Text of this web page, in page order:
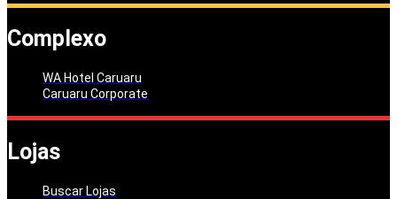
Complexo
WA Hotel Caruaru
Caruaru Corporate
Lojas
Buscar Lojas